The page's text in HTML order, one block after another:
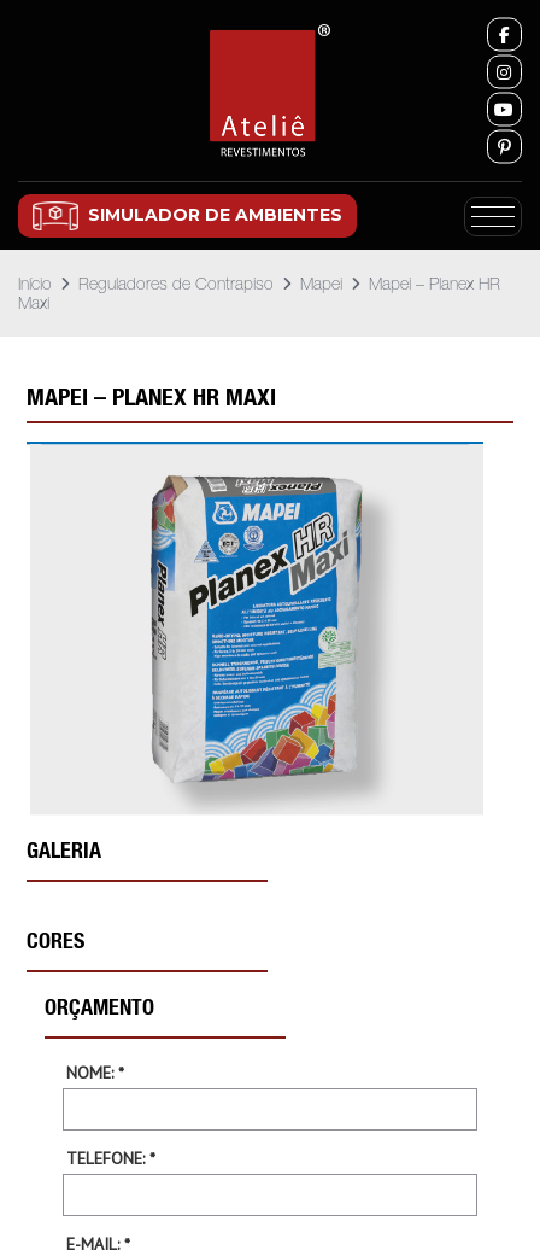
SIMULADOR DE AMBIENTES
Início Reguladores de Contrapiso Mapei
Mapei – Planex HR
Maxi
MAPEI – PLANEX HR MAXI
GALERIA
CORES
ORÇAMENTO
NOME: *
TELEFONE: *
E-MAIL: *